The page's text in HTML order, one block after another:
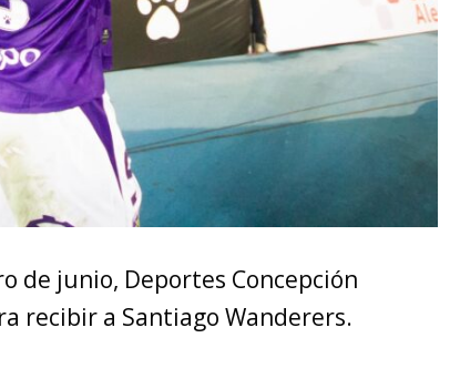
de junio, Deportes Concepción
recibir a Santiago Wanderers.